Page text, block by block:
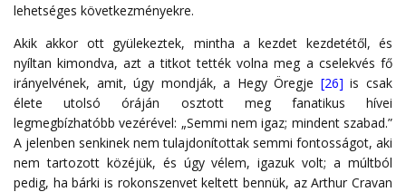
lehetséges következményekre.
Akik akkor ott gyülekeztek, mintha a kezdet kezdetétől, és
nyíltan kimondva, azt a titkot tették volna meg a cselekvés fő
irányelvének, amit, úgy mondják, a Hegy Öregje [26] is csak
élete utolsó óráján osztott meg fanatikus hívei
legmegbízhatóbb vezérével: „Semmi nem igaz; mindent szabad.”
A jelenben senkinek nem tulajdonítottak semmi fontosságot, aki
nem tartozott közéjük, és úgy vélem, igazuk volt; a múltból
pedig, ha bárki is rokonszenvet keltett bennük, az Arthur Cravan